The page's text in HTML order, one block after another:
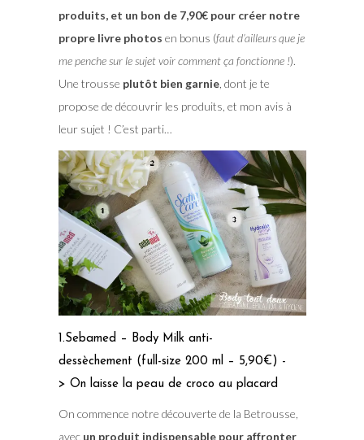
produits, et un bon de 7,90€ pour créer notre
propre livre photos en bonus (faut d’ailleurs que je
me penche sur le sujet voir comment ça fonctionne !).
Une trousse plutôt bien garnie, dont je te
propose de découvrir les produits, et mon avis à
leur sujet ! C’est parti…
1.Sebamed – Body Milk anti-
dessèchement (full-size 200 ml – 5,90€) -
> On laisse la peau de croco au placard
On commence notre découverte de la Betrousse,
avec un produit indispensable pour affronter